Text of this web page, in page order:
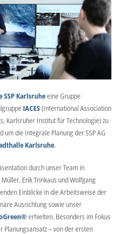
SSP Karlsruheeine Gruppe
IACES(International Association
Karlsruher Institut für Technologie) zu
um die Integrale Planung der SSP AG
Karlsruhe.
durch unser Team in
Erik Trinkaus und Wolfgang
Einblicke in die Arbeitsweise der
Ausrichtung sowie unser
erhielten. Besonders im Fokus
– von der ersten